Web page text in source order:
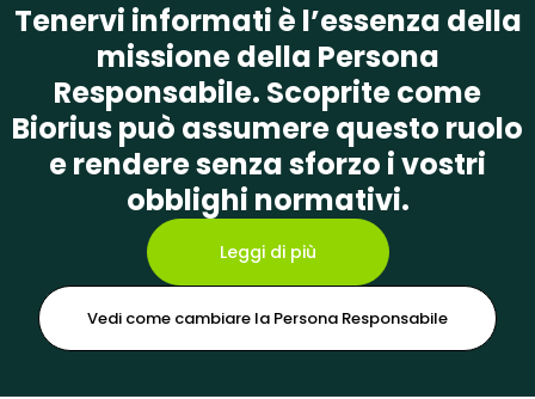
Tenervi informati è l’essenza della
missione della Persona
Responsabile. Scoprite come
Biorius può assumere questo ruolo
e rendere senza sforzo i vostri
obblighi normativi.
Leggi di più
Vedi come cambiare la Persona Responsabile